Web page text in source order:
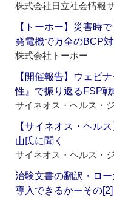
株式会社日立社会情報
【トーホー】災害時
発電機で万全のBCP
株式会社トーホー
【開催報告】ウェビ
性』で振り返るFSP戦
サイネオス・ヘルス・
【サイネオス・ヘル
山氏に聞く
サイネオス・ヘルス・
治験文書の翻訳・ロ
導入できるかーその[2]